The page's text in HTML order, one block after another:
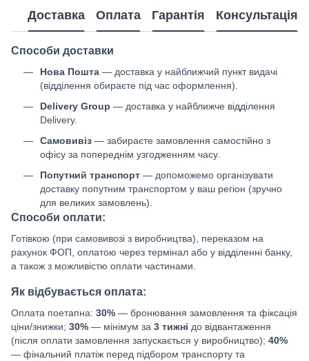
Доставка Оплата Гарантія Консультація
Способи доставки
Нова Пошта — доставка у найближчий пункт видачі
(відділення обираєте під час оформлення).
Delivery Group — доставка у найближче відділення
Delivery.
Самовивіз — забираєте замовлення самостійно з
офісу за попереднім узгодженням часу.
Попутний транспорт — допоможемо організувати
доставку попутним транспортом у ваш регіон (зручно
для великих замовлень).
Способи оплати:
Готівкою (при самовивозі з виробництва), переказом на
рахунок ФОП, оплатою через термінал або у відділенні банку,
а також з можливістю оплати частинами.
Як відбувається оплата:
Оплата поетапна: 30% — бронювання замовлення та фіксація
ціни/знижки; 30% — мінімум за 3 тижні до відвантаження
(після оплати замовлення запускається у виробництво); 40%
— фінальний платіж перед підбором транспорту та